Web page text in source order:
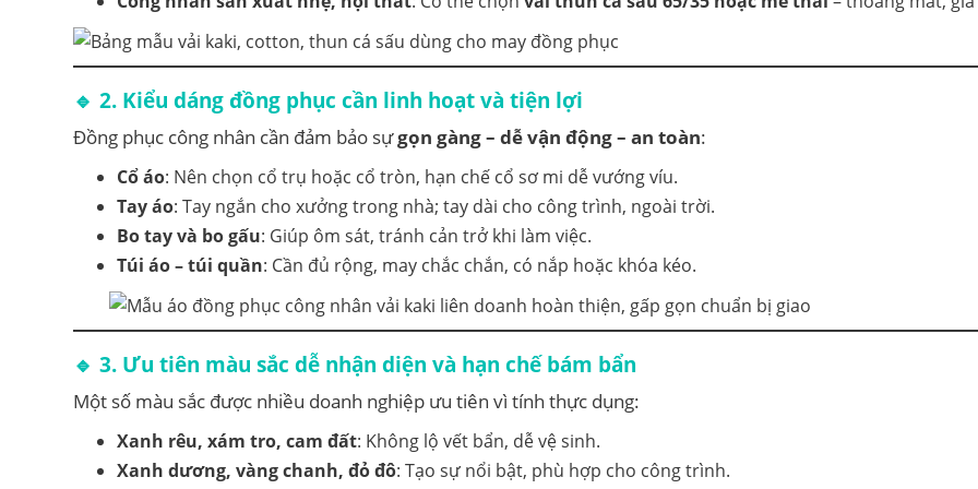
🔹 2. Kiểu dáng đồng phục cần linh hoạt và tiện lợi
Đồng phục công nhân cần đảm bảo sựgọn gàng – dễ vận động – an toàn:
Cổ áo: Nên chọn cổ trụ hoặc cổ tròn, hạn chế cổ sơ mi dễ vướng víu.
Tay áo: Tay ngắn cho xưởng trong nhà; tay dài cho công trình, ngoài trời.
Bo tay và bo gấu: Giúp ôm sát, tránh cản trở khi làm việc.
Túi áo – túi quần: Cần đủ rộng, may chắc chắn, có nắp hoặc khóa kéo.
🔹 3. Ưu tiên màu sắc dễ nhận diện và hạn chế bám bẩn
Một số màu sắc được nhiều doanh nghiệp ưu tiên vì tính thực dụng:
Xanh rêu, xám tro, cam đất: Không lộ vết bẩn, dễ vệ sinh.
Xanh dương, vàng chanh, đỏ đô: Tạo sự nổi bật, phù hợp cho công trình.